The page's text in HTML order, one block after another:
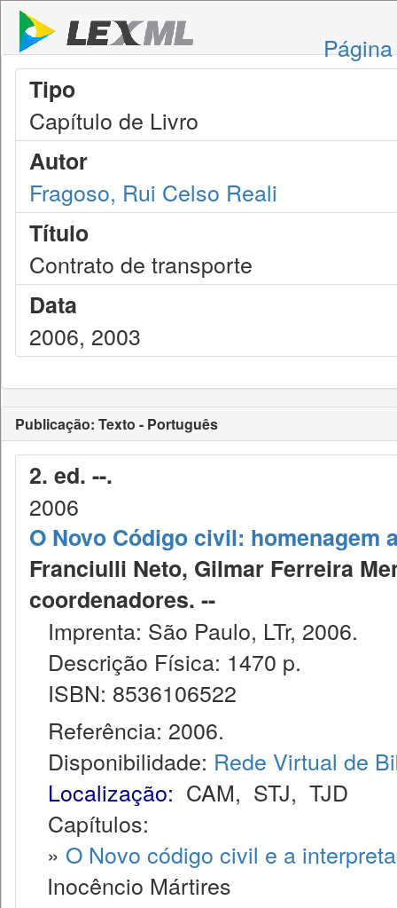
Tipo
Capítulo de Livro
Autor
Fragoso, Rui Celso Reali
Título
Contrato de transporte
Data
2006, 2003
Publicação: Texto - Português
2. ed. --.
2006
O Novo Código civil: homenagem
Franciulli Neto, Gilmar Ferreira
coordenadores. --
Imprenta: São Paulo, LTr, 2006.
Descrição Física: 1470 p.
ISBN: 8536106522
Referência: 2006.
Disponibilidade: Rede Virtual de
Localização: CAM, STJ, TJD
Capítulos:
» O Novo código civil e a
Inocêncio Mártires